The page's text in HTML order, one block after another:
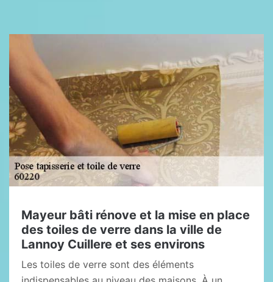
Mayeur bâti rénove et la mise en place
des toiles de verre dans la ville de
Lannoy Cuillere et ses environs
Les toiles de verre sont des éléments